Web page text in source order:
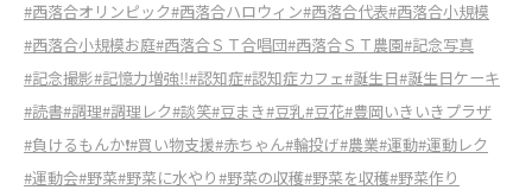
#西落合オリンピック#西落合ハロウィン#西落合代表#西落合小規模
#西落合小規模お庭#西落合ＳＴ合唱団#西落合ＳＴ農園#記念写真
#記念撮影#記憶力増強‼︎#認知症#認知症カフェ#誕生日#誕生日ケーキ
#読書#調理#調理レク#談笑#豆まき#豆乳#豆花#豊岡いきいきプラザ
#負けるもんか❗️#買い物支援#赤ちゃん#輪投げ#農業#運動#運動レク
#運動会#野菜#野菜に水やり#野菜の収穫#野菜を収穫#野菜作り